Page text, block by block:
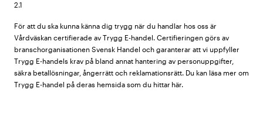
2.1
För att du ska kunna känna dig trygg när du handlar hos oss är
Vårdväskan certifierade av Trygg E-handel. Certifieringen görs av
branschorganisationen Svensk Handel och garanterar att vi uppfyller
Trygg E-handels krav på bland annat hantering av personuppgifter,
säkra betallösningar, ångerrätt och reklamationsrätt. Du kan läsa mer om
Trygg E-handel på deras hemsida som du hittar här.